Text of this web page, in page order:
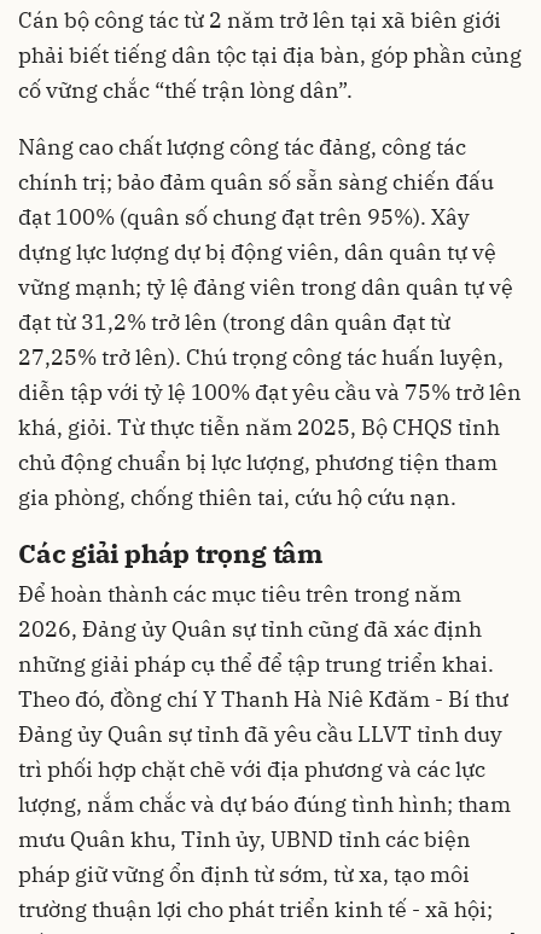
Cán bộ công tác từ 2 năm trở lên tại xã biên giới
phải biết tiếng dân tộc tại địa bàn, góp phần củng
cố vững chắc “thế trận lòng dân”.
Nâng cao chất lượng công tác đảng, công tác
chính trị; bảo đảm quân số sẵn sàng chiến đấu
đạt 100% (quân số chung đạt trên 95%). Xây
dựng lực lượng dự bị động viên, dân quân tự vệ
vững mạnh; tỷ lệ đảng viên trong dân quân tự vệ
đạt từ 31,2% trở lên (trong dân quân đạt từ
27,25% trở lên). Chú trọng công tác huấn luyện,
diễn tập với tỷ lệ 100% đạt yêu cầu và 75% trở lên
khá, giỏi. Từ thực tiễn năm 2025, Bộ CHQS tỉnh
chủ động chuẩn bị lực lượng, phương tiện tham
gia phòng, chống thiên tai, cứu hộ cứu nạn.
Các giải pháp trọng tâm
Để hoàn thành các mục tiêu trên trong năm
2026, Đảng ủy Quân sự tỉnh cũng đã xác định
những giải pháp cụ thể để tập trung triển khai.
Theo đó, đồng chí Y Thanh Hà Niê Kđăm - Bí thư
Đảng ủy Quân sự tỉnh đã yêu cầu LLVT tỉnh duy
trì phối hợp chặt chẽ với địa phương và các lực
lượng, nắm chắc và dự báo đúng tình hình; tham
mưu Quân khu, Tỉnh ủy, UBND tỉnh các biện
pháp giữ vững ổn định từ sớm, từ xa, tạo môi
trường thuận lợi cho phát triển kinh tế - xã hội;